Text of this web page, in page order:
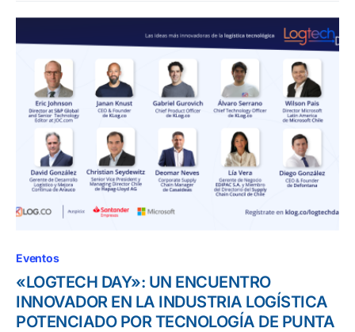
Eventos
«LOGTECH DAY»: UN ENCUENTRO
INNOVADOR EN LA INDUSTRIA LOGÍSTICA
POTENCIADO POR TECNOLOGÍA DE PUNTA